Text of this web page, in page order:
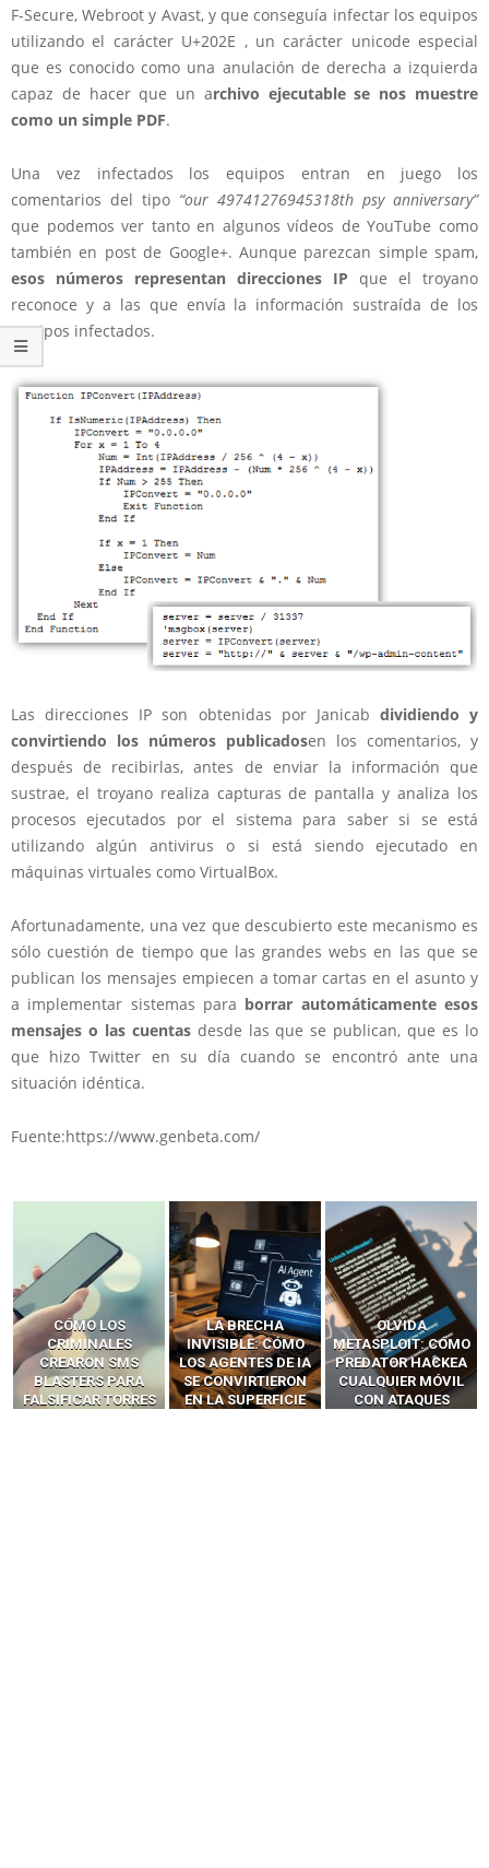
F-Secure, Webroot y Avast, y que conseguía infectar los equipos
utilizando el carácter U+202E , un carácter unicode especial
que es conocido como una anulación de derecha a izquierda
capaz de hacer que un archivo ejecutable se nos muestre
como un simple PDF.
Una vez infectados los equipos entran en juego los
comentarios del tipo “our 49741276945318th psy anniversary”
que podemos ver tanto en algunos vídeos de YouTube como
también en post de Google+. Aunque parezcan simple spam,
esos números representan direcciones IP que el troyano
reconoce y a las que envía la información sustraída de los
equipos infectados.
Las direcciones IP son obtenidas por Janicab dividiendo y
convirtiendo los números publicadosen los comentarios, y
después de recibirlas, antes de enviar la información que
sustrae, el troyano realiza capturas de pantalla y analiza los
procesos ejecutados por el sistema para saber si se está
utilizando algún antivirus o si está siendo ejecutado en
máquinas virtuales como VirtualBox.
Afortunadamente, una vez que descubierto este mecanismo es
sólo cuestión de tiempo que las grandes webs en las que se
publican los mensajes empiecen a tomar cartas en el asunto y
a implementar sistemas para borrar automáticamente esos
mensajes o las cuentasdesde las que se publican, que es lo
que hizo Twitter en su día cuando se encontró ante una
situación idéntica.
Fuente:https://www.genbeta.com/
LA BRECHA
INVISIBLE: CÓMO
LOS AGENTES DE IA
SE CONVIRTIERON
EN LA SUPERFICIE
OLVIDA
METASPLOIT: CÓMO
PREDATOR HACKEA
CUALQUIER MÓVIL
CON ATAQUES
CÓMO LOS HACKERS
INTERCEPTAN OTPS
Y LLAMADAS
MÓVILES SIN
‘HACKEAR’ — EL